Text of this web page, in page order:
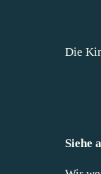
Die
Siehe